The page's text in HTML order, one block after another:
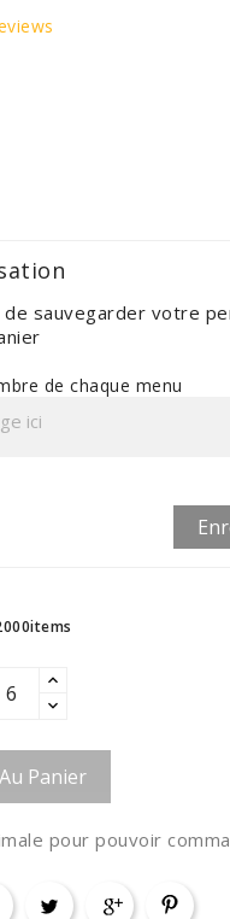
de sauvegarder votre
de chaque menu
Panier
pour pouvoir